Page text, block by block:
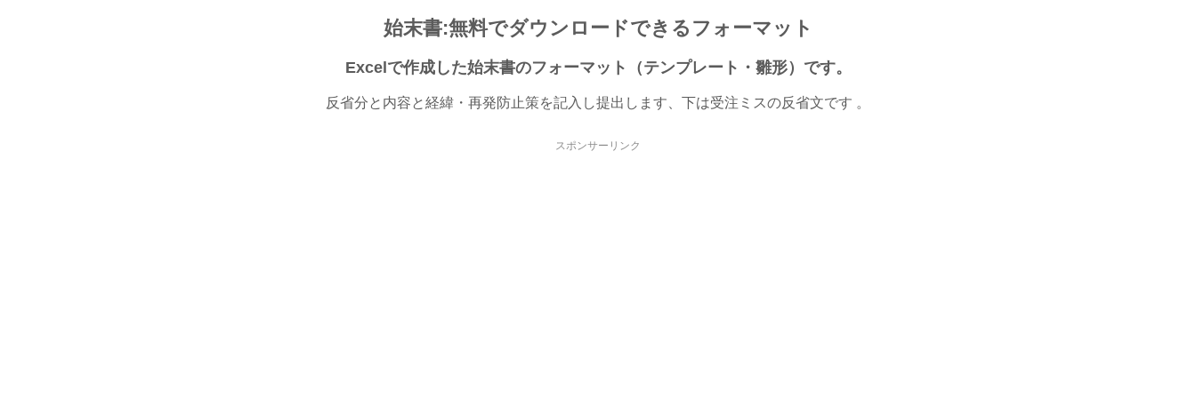
始末書:無料でダウンロードできるフォーマット
Excelで作成した始末書のフォーマット（テンプレート・雛形）です。
反省分と内容と経緯・再発防止策を記入し提出します、下は受注ミスの反省文です 。
スポンサーリンク